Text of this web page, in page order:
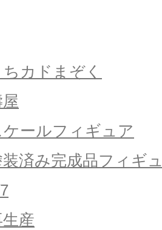
ちカドまぞく
ケールフィギュア
済み完成品フィギ
産